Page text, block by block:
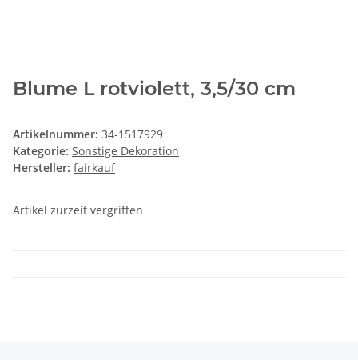
Blume L rotviolett, 3,5/30 cm
Artikelnummer: 34-1517929
Kategorie: Sonstige Dekoration
Hersteller: fairkauf
Artikel zurzeit vergriffen